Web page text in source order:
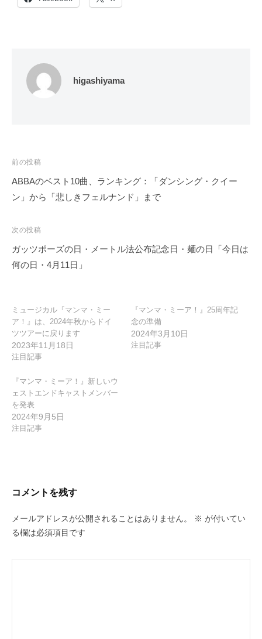
higashiyama
投
稿
ナ
ゲ
ー
シ
前の投稿
ABBAのベスト10曲、ランキング：「ダンシング・クイー
ン」から「悲しきフェルナンド」まで
次の投稿
ガッツポーズの日・メートル法公布記念日・麺の日「今日は
何の日・4月11日」
ミュージカル『マンマ・ミー
ア！』は、2024年秋からドイ
ツツアーに戻ります
2023年11月18日
注目記事
『マンマ・ミーア！』25周年記
念の準備
2024年3月10日
注目記事
『マンマ・ミーア！』新しいウ
ェストエンドキャストメンバー
を発表
2024年9月5日
注目記事
コメントを残す
メールアドレスが公開されることはありません。 ※ が付いてい
る欄は必須項目です